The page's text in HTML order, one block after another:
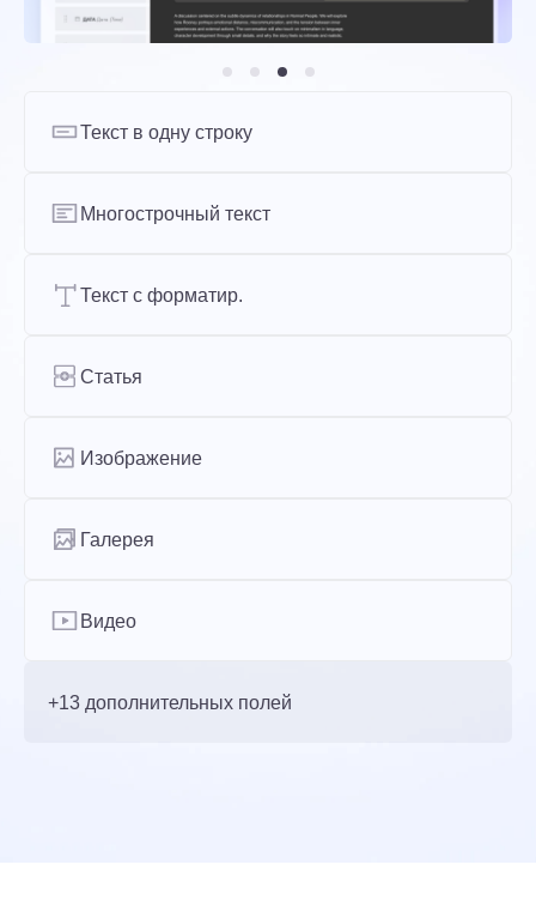
Текст в одну строку
Многострочный текст
Текст с форматир.
Статья
Изображение
Галерея
Видео
+13 дополнительных полей